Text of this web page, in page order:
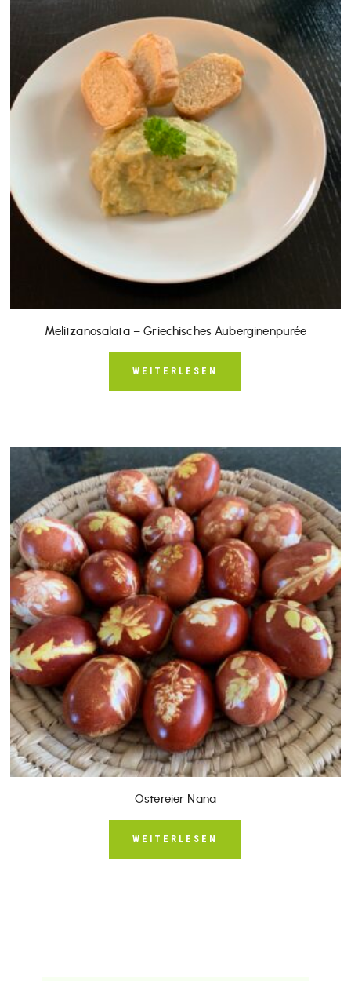
Melitzanosalata – Griechisches Auberginenpurée
WEITERLESEN
Ostereier Nana
WEITERLESEN